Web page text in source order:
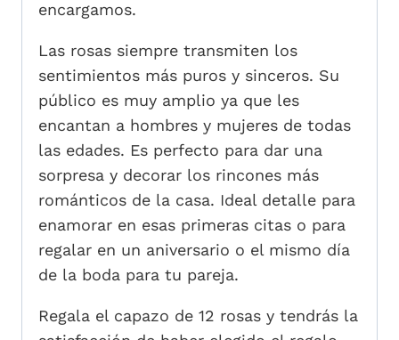
encargamos.
Las rosas siempre transmiten los
sentimientos más puros y sinceros. Su
público es muy amplio ya que les
encantan a hombres y mujeres de todas
las edades. Es perfecto para dar una
sorpresa y decorar los rincones más
románticos de la casa. Ideal detalle para
enamorar en esas primeras citas o para
regalar en un aniversario o el mismo día
de la boda para tu pareja.
Regala el capazo de 12 rosas y tendrás la